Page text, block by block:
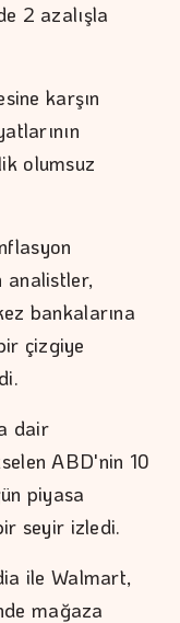
2 azalışla
karşın
olumsuz
analistler,
bankalarına
çizgiye
dair
ABD'nin 10
piyasa
seyir izledi.
ile Walmart,
mağaza